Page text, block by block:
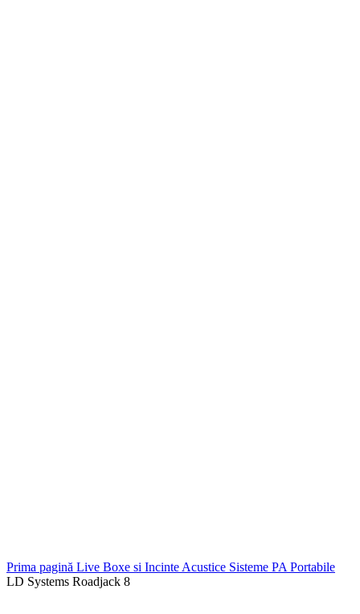
Prima pagină Live Boxe si Incinte Acustice Sisteme PA Portabile
LD Systems Roadjack 8